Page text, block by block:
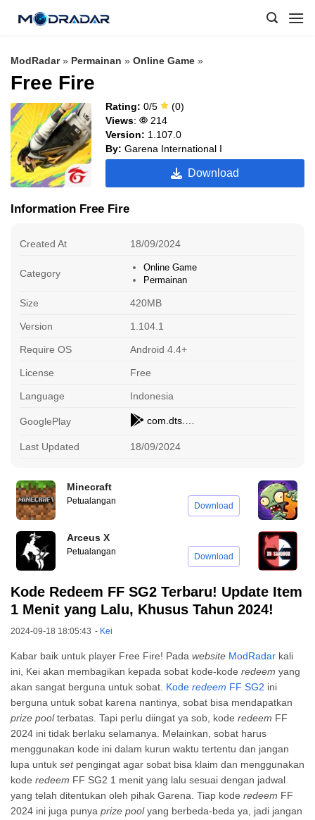
ModRadar» Permainan » Online Game »
Free Fire
Rating: 0/5
(0)
Views:
214
Version: 1.107.0
By: Garena International I
Download
Information Free Fire
Created At 18/09/2024
Category
Online Game
Permainan
Size 420MB
Version 1.104.1
Require OS Android 4.4+
License Free
Language Indonesia
GooglePlay
Last Updated 18/09/2024
Minecraft
Petualangan Download
Arceus X
Petualangan Download
Kode Redeem FF SG2 Terbaru! Update Item
1 Menit yang Lalu, Khusus Tahun 2024!
2024-09-18 18:05:43 - Kei
Kabar baik untuk player Free Fire! Pada website ModRadar kali
ini, Kei akan membagikan kepada sobat kode-kode redeem yang
akan sangat berguna untuk sobat. Kode redeem FF SG2 ini
berguna untuk sobat karena nantinya, sobat bisa mendapatkan
prize poolterbatas. Tapi perlu diingat ya sob, kode redeem FF
2024 ini tidak berlaku selamanya. Melainkan, sobat harus
menggunakan kode ini dalam kurun waktu tertentu dan jangan
lupa untuk set pengingat agar sobat bisa klaim dan menggunakan
kode redeem FF SG2 1 menit yang lalu sesuai dengan jadwal
yang telah ditentukan oleh pihak Garena. Tiap kode redeem FF
2024 ini juga punya prize poolyang berbeda-beda ya, jadi jangan